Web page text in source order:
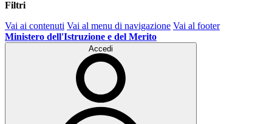
Filtri
Vai ai contenuti Vai al menu di navigazione Vai al footer
Ministero dell'Istruzione e del Merito
Accedi